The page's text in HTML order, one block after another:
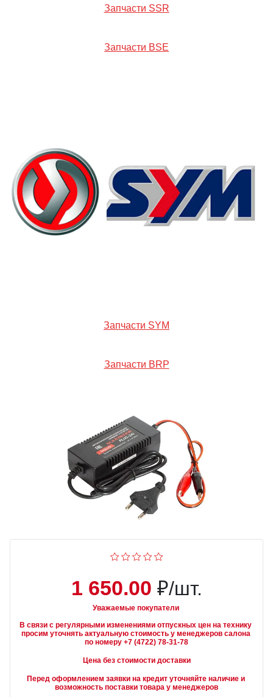
Запчасти SSR
Запчасти BSE
Запчасти SYM
Запчасти BRP
1 650.00 ₽/шт.
Уважаемые покупатели
В связи с регулярными изменениями отпускных цен на технику
просим уточнять актуальную стоимость у менеджеров салона
Цена без стоимости доставки
Перед оформлением заявки на кредит уточняйте наличие и
возможность поставки товара у менеджеров